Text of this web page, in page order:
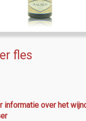
fles
informatie over het